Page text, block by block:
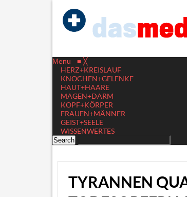
Menu ≡ ╳
HERZ+KREISLAUF
KNOCHEN+GELENKE
HAUT+HAARE
MAGEN+DARM
KOPF+KÖRPER
FRAUEN+MÄNNER
GEIST+SEELE
WISSENWERTES
TYRANNEN